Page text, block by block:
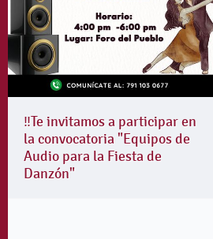
‼️Te invitamos a participar en
la convocatoria "Equipos de
Audio para la Fiesta de
Danzón"